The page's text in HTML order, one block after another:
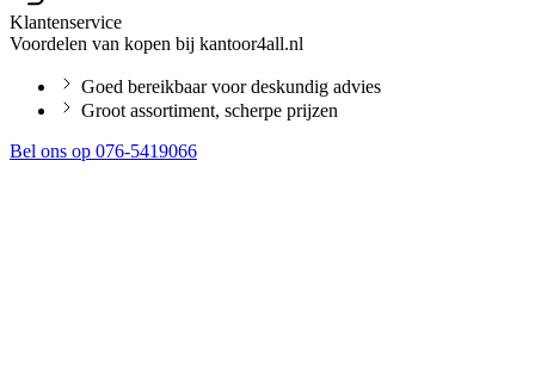
Klantenservice
Voordelen van kopen bij kantoor4all.nl
Goed bereikbaar voor deskundig advies
Groot assortiment, scherpe prijzen
Bel ons op 076-5419066